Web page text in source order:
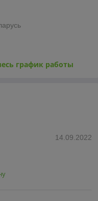
график работы
14.09.2022